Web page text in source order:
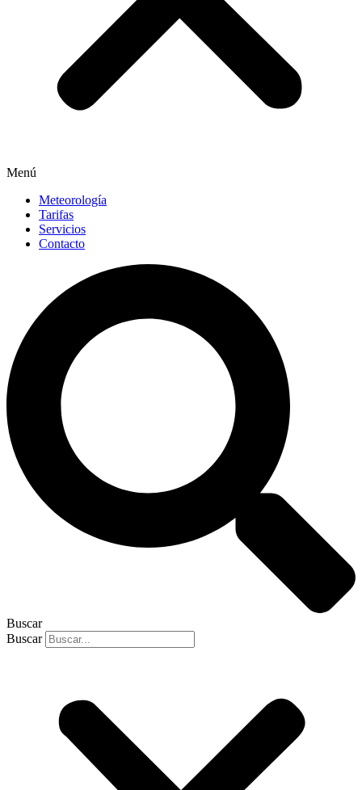
Menú
Meteorología
Tarifas
Servicios
Contacto
Buscar
Buscar